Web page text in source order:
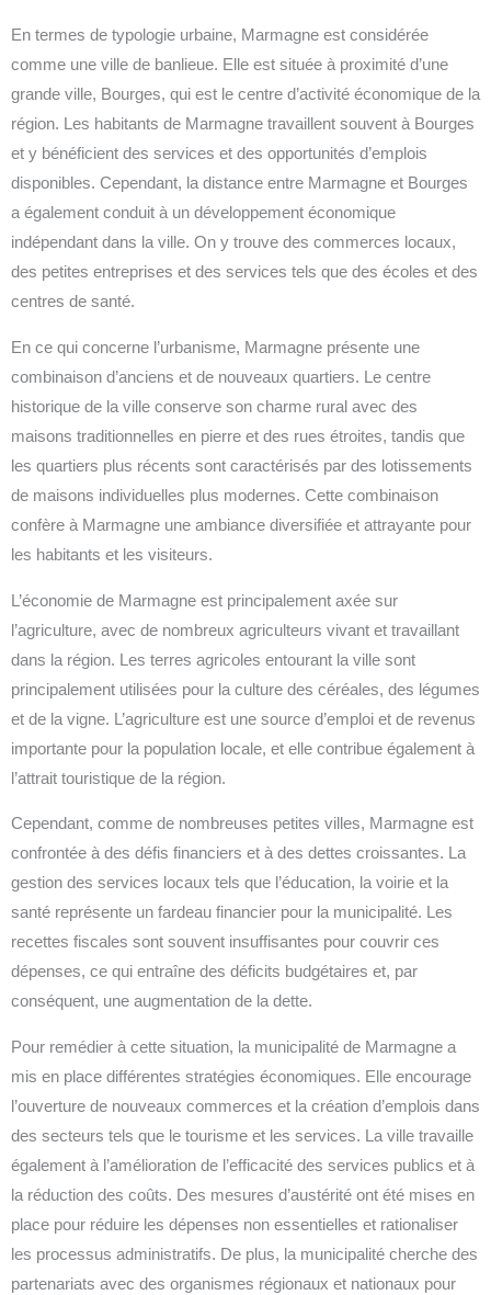
En termes de typologie urbaine, Marmagne est considérée
comme une ville de banlieue. Elle est située à proximité d’une
grande ville, Bourges, qui est le centre d’activité économique de la
région. Les habitants de Marmagne travaillent souvent à Bourges
et y bénéficient des services et des opportunités d’emplois
disponibles. Cependant, la distance entre Marmagne et Bourges
a également conduit à un développement économique
indépendant dans la ville. On y trouve des commerces locaux,
des petites entreprises et des services tels que des écoles et des
centres de santé.
En ce qui concerne l’urbanisme, Marmagne présente une
combinaison d’anciens et de nouveaux quartiers. Le centre
historique de la ville conserve son charme rural avec des
maisons traditionnelles en pierre et des rues étroites, tandis que
les quartiers plus récents sont caractérisés par des lotissements
de maisons individuelles plus modernes. Cette combinaison
confère à Marmagne une ambiance diversifiée et attrayante pour
les habitants et les visiteurs.
L’économie de Marmagne est principalement axée sur
l’agriculture, avec de nombreux agriculteurs vivant et travaillant
dans la région. Les terres agricoles entourant la ville sont
principalement utilisées pour la culture des céréales, des légumes
et de la vigne. L’agriculture est une source d’emploi et de revenus
importante pour la population locale, et elle contribue également à
l’attrait touristique de la région.
Cependant, comme de nombreuses petites villes, Marmagne est
confrontée à des défis financiers et à des dettes croissantes. La
gestion des services locaux tels que l’éducation, la voirie et la
santé représente un fardeau financier pour la municipalité. Les
recettes fiscales sont souvent insuffisantes pour couvrir ces
dépenses, ce qui entraîne des déficits budgétaires et, par
conséquent, une augmentation de la dette.
Pour remédier à cette situation, la municipalité de Marmagne a
mis en place différentes stratégies économiques. Elle encourage
l’ouverture de nouveaux commerces et la création d’emplois dans
des secteurs tels que le tourisme et les services. La ville travaille
également à l’amélioration de l’efficacité des services publics et à
la réduction des coûts. Des mesures d’austérité ont été mises en
place pour réduire les dépenses non essentielles et rationaliser
les processus administratifs. De plus, la municipalité cherche des
partenariats avec des organismes régionaux et nationaux pour